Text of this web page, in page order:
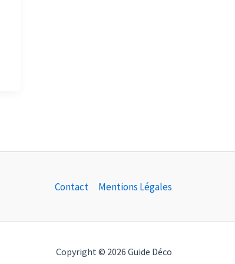
Contact Mentions Légales
Copyright © 2026 Guide Déco